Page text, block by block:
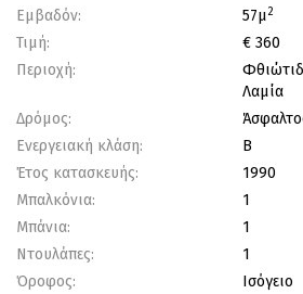
Εμβαδόν:
57μ2
Τιμή:
€ 360
Περιοχή:
Λαμία
Δρόμος:
Ενεργειακή κλάση:
Β
Έτος κατασκευής:
1990
Μπαλκόνια:
1
Μπάνια:
1
Ντουλάπες:
1
Όροφος:
Ισόγειο